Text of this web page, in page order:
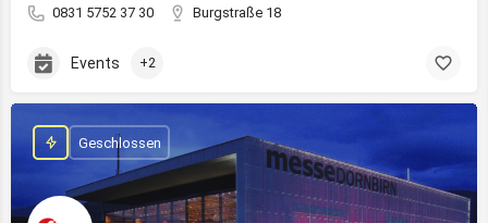
0831 5752 37 30 Burgstraße 18
Events +2
Geschlossen